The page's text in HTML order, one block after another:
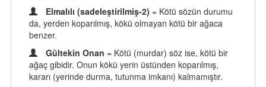
Elmalılı (sadeleştirilmiş-2) = Kötü sözün durumu
da, yerden koparılmış, kökü olmayan kötü bir ağaca
benzer.
Gültekin Onan = Kötü (murdar) söz ise, kötü bir
ağaç gibidir. Onun kökü yerin üstünden koparılmış,
kararı (yerinde durma, tutunma imkanı) kalmamıştır.